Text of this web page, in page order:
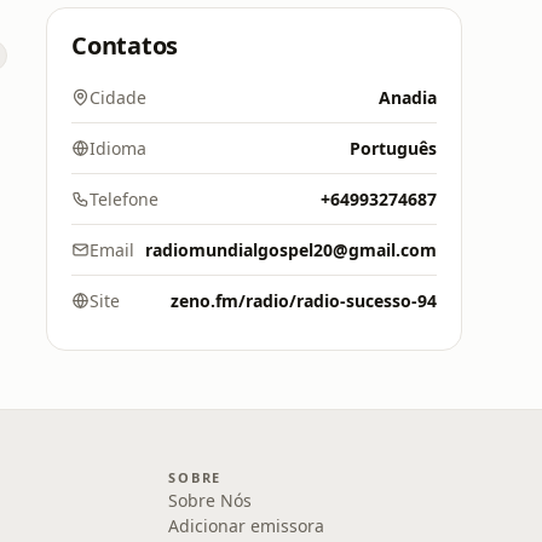
Contatos
Cidade Anadia
Idioma Português
Telefone +64993274687
Email radiomundialgospel20@gmail.com
Site zeno.fm/radio/radio-sucesso-94
SOBRE
Sobre Nós
Adicionar emissora